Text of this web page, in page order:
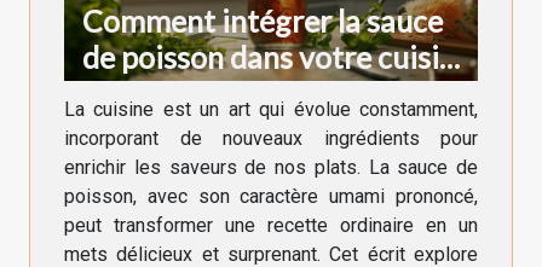
Comment intégrer la sauce
de poisson dans votre cuisine
quotidienne
La cuisine est un art qui évolue constamment,
incorporant de nouveaux ingrédients pour
enrichir les saveurs de nos plats. La sauce de
poisson, avec son caractère umami prononcé,
peut transformer une recette ordinaire en un
mets délicieux et surprenant. Cet écrit explore